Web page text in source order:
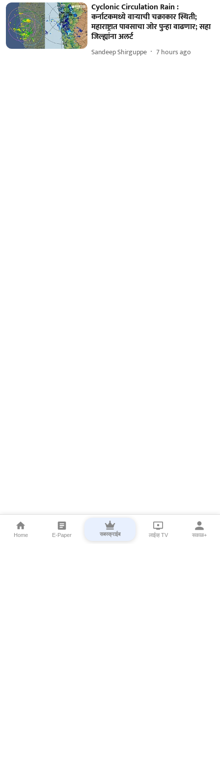
Cyclonic Circulation Rain :
कर्नाटकमध्ये वाऱ्याची चक्राकार स्थिती;
महाराष्ट्रात पावसाचा जोर पुन्हा वाढणार; सहा
जिल्ह्यांना अलर्ट
Sandeep Shirguppe 7 hours ago
Home E-Paper सबस्क्राईब लाईव्ह TV सकाळ+